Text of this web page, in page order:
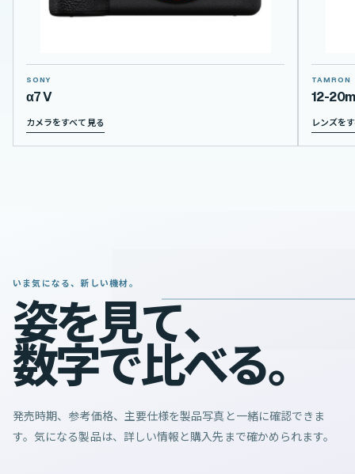
SONY
α7 V
カメラをすべて見る
TAMRON
12-
レンズを
いま気になる、新しい機材。
姿を見て、
数字で比べる。
発売時期、参考価格、主要仕様を製品写真と一緒に確認できま
す。気になる製品は、詳しい情報と購入先まで確かめられます。